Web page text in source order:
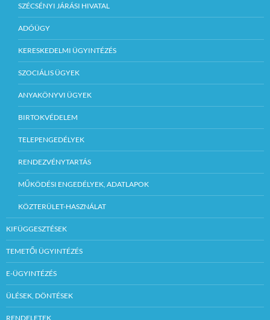
SZÉCSÉNYI JÁRÁSI HIVATAL
ADÓÜGY
KERESKEDELMI ÜGYINTÉZÉS
SZOCIÁLIS ÜGYEK
ANYAKÖNYVI ÜGYEK
BIRTOKVÉDELEM
TELEPENGEDÉLYEK
RENDEZVÉNYTARTÁS
MŰKÖDÉSI ENGEDÉLYEK, ADATLAPOK
KÖZTERÜLET-HASZNÁLAT
KIFÜGGESZTÉSEK
TEMETŐI ÜGYINTÉZÉS
E-ÜGYINTÉZÉS
ÜLÉSEK, DÖNTÉSEK
RENDELETEK